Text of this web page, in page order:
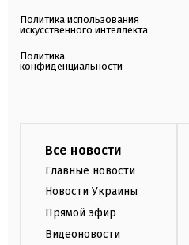
Политика использования
искусственного интеллекта
Политика
конфиденциальности
Все новости
Главные новости
Новости Украины
Прямой эфир
Видеоновости